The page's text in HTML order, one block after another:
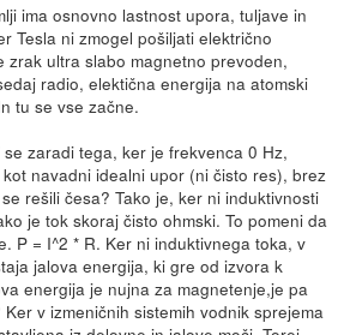
ima osnovno lastnost upora, tuljave in
Tesla ni zmogel pošiljati električno
zrak ultra slabo magnetno prevoden,
radio, elektična energija na atomski
tu se vse začne.
zaradi tega, ker je frekvenca 0 Hz,
navadni idealni upor (ni čisto res), brez
rešili česa? Tako je, ker ni induktivnosti
je tok skoraj čisto ohmski. To pomeni da
P = I^2 * R. Ker ni induktivnega toka, v
jalova energija, ki gre od izvora k
energija je nujna za magnetenje,je pa
v izmeničnih sistemih vodnik sprejema